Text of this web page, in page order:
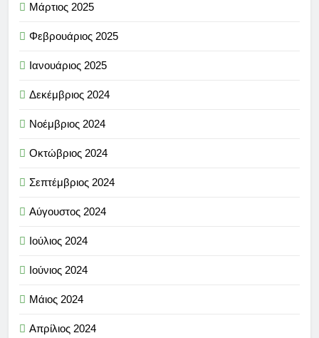
Μάρτιος 2025
Φεβρουάριος 2025
Ιανουάριος 2025
Δεκέμβριος 2024
Νοέμβριος 2024
Οκτώβριος 2024
Σεπτέμβριος 2024
Αύγουστος 2024
Ιούλιος 2024
Ιούνιος 2024
Μάιος 2024
Απρίλιος 2024